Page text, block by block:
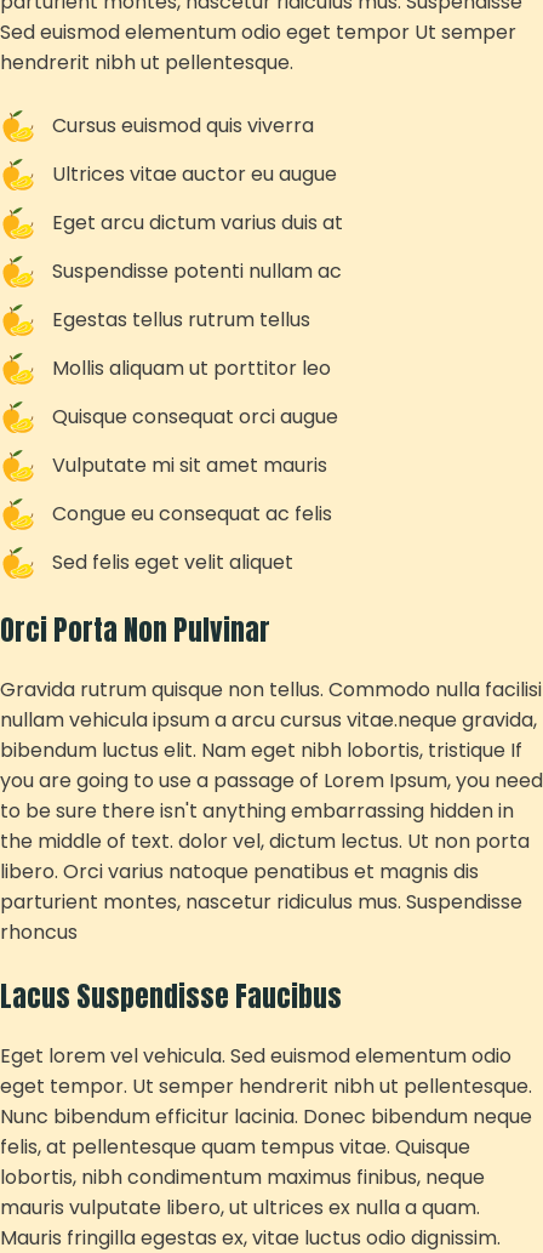
Sed euismod elementum odio eget tempor Ut semper
hendrerit nibh ut pellentesque.
Cursus euismod quis viverra
Ultrices vitae auctor eu augue
Eget arcu dictum varius duis at
Suspendisse potenti nullam ac
Egestas tellus rutrum tellus
Mollis aliquam ut porttitor leo
Quisque consequat orci augue
Vulputate mi sit amet mauris
Congue eu consequat ac felis
Sed felis eget velit aliquet
Orci Porta Non Pulvinar
Gravida rutrum quisque non tellus. Commodo nulla facilisi
nullam vehicula ipsum a arcu cursus vitae.neque gravida,
bibendum luctus elit. Nam eget nibh lobortis, tristique If
you are going to use a passage of Lorem Ipsum, you need
to be sure there isn't anything embarrassing hidden in
the middle of text. dolor vel, dictum lectus. Ut non porta
libero. Orci varius natoque penatibus et magnis dis
parturient montes, nascetur ridiculus mus. Suspendisse
rhoncus
Lacus Suspendisse Faucibus
Eget lorem vel vehicula. Sed euismod elementum odio
eget tempor. Ut semper hendrerit nibh ut pellentesque.
Nunc bibendum efficitur lacinia. Donec bibendum neque
felis, at pellentesque quam tempus vitae. Quisque
lobortis, nibh condimentum maximus finibus, neque
mauris vulputate libero, ut ultrices ex nulla a quam.
Mauris fringilla egestas ex, vitae luctus odio dignissim.